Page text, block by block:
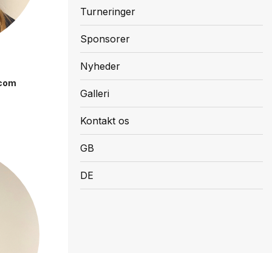
Turneringer
Sponsorer
Nyheder
Galleri
Kontakt os
GB
DE